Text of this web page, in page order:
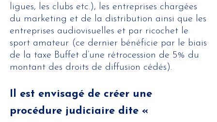
ligues, les clubs etc.), les entreprises chargées
du marketing et de la distribution ainsi que les
entreprises audiovisuelles et par ricochet le
sport amateur (ce dernier bénéficie par le biais
de la taxe Buffet d’une rétrocession de 5% du
montant des droits de diffusion cédés).
Il est envisagé de créer une
procédure judiciaire dite «